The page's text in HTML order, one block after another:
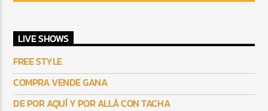
LIVE SHOWS
FREE STYLE
COMPRA VENDE GANA
DE POR AQUÍ Y POR ALLÁ CON TACHA